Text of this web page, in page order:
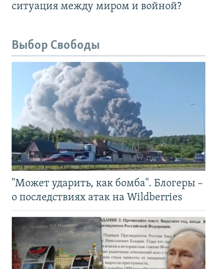
ситуация между миром и войной?
Выбор Свободы
"Может ударить, как бомба". Блогеры –
о последствиях атак на Wildberries